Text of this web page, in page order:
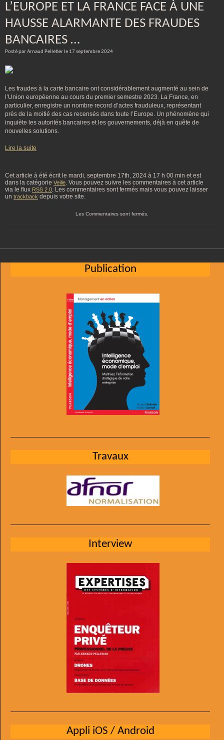
L’EUROPE ET LA FRANCE FACE À UNE
HAUSSE ALARMANTE DES FRAUDES
BANCAIRES …
Posté par Arnaud Pelletier le 17 septembre 2024
Les fraudes à la carte bancaire ont considérablement augmenté au sein de
l’Union européenne au cours du premier semestre 2023. La France, en
particulier, enregistre un nombre record d’actes frauduleux, représentant
près de la moitié des cas recensés dans toute l’Europe. Un phénomène qui
inquiète les autorités bancaires et les gouvernements, déjà en quête de
nouvelles solutions.
Lire la suite
Cet article à été écrit le mardi, septembre 17th, 2024 à 17 h 00 min et est
dans la catégorie Veille. Vous pouvez suivre les commentaires à cet article
via le flux RSS 2.0. Les commentaires sont fermés mais vous pouvez laisser
un trackback depuis votre site.
Les Commentaires sont fermés.
Publication
Travaux
Interview
Appli iOS / Android